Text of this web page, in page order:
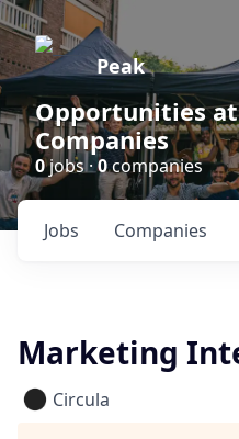
Peak
Opportunities
Companies
0jobs ·0companies
Jobs Companies
Marketing
Circula